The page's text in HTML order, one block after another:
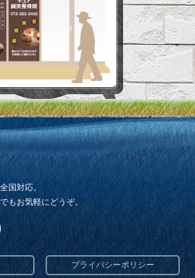
国対応。
もお気軽にどうぞ。
プライバシーポリシー